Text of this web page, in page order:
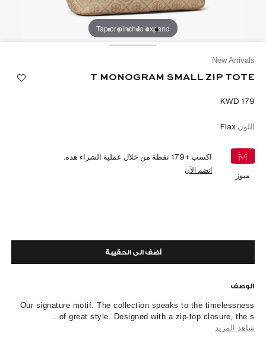
Tap or pinch to expand
New Arrivals
T MONOGRAM SMALL ZIP TOTE
اللون Flax
ميوز
اكسب +179 نقطة من خلال عملية الشراء هذه.
انضم الآن
أضف الى الحقيبة
الوصف
Our signature motif. The collection speaks to the timelessness
of great style. Designed with a zip-top closure, the s...
شاهد المزيد